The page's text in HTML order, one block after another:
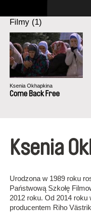
Filmy (1)
Ksenia Okhapkina
Come Back Free
Ksenia
Urodzona w 1989 roku
Państwową Szkołę
2012 roku. Od 2014 roku
producentem Riho